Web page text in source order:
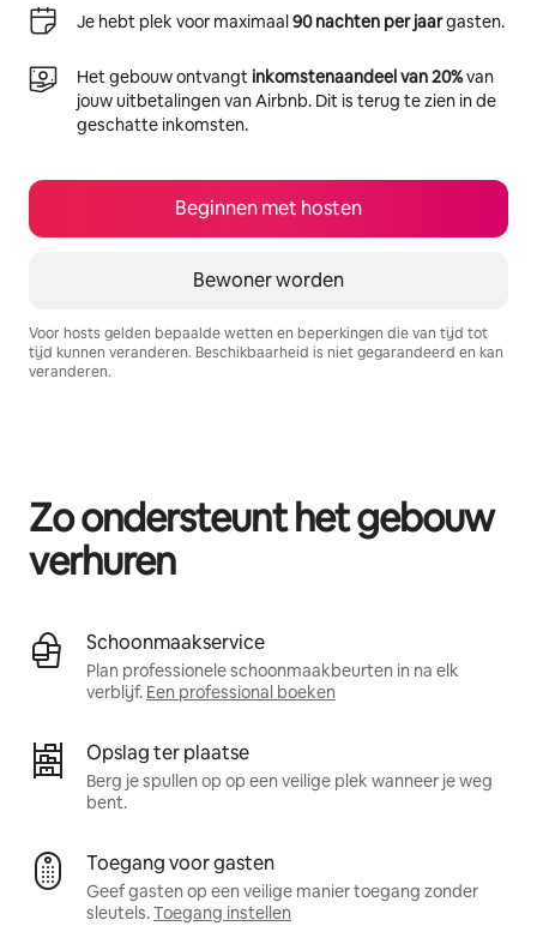
Je hebt plek voor maximaal90 nachten per jaargasten.
Het gebouw ontvangtinkomstenaandeel van 20%van
jouw uitbetalingen van Airbnb. Dit is terug te zien in de
geschatte inkomsten.
Beginnen met hosten
Bewoner worden
Voor hosts gelden bepaalde wetten en beperkingen die van tijd tot
tijd kunnen veranderen. Beschikbaarheid is niet gegarandeerd en kan
veranderen.
Zo ondersteunt het gebouw
verhuren
Schoonmaakservice
Plan professionele schoonmaakbeurten in na elk
verblijf. Een professional boeken
Opslag ter plaatse
Berg je spullen op op een veilige plek wanneer je weg
bent.
Toegang voor gasten
Geef gasten op een veilige manier toegang zonder
sleutels.Toegang instellen